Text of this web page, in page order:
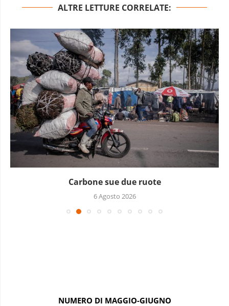
ALTRE LETTURE CORRELATE:
Carbone sue due ruote
6 Agosto 2026
NUMERO DI MAGGIO-GIUGNO